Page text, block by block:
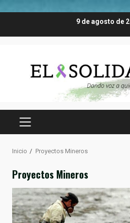
9 de agosto de
MENÚ
Inicio Proyectos Mineros
Proyectos Mineros